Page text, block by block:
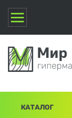
КАТАЛОГ